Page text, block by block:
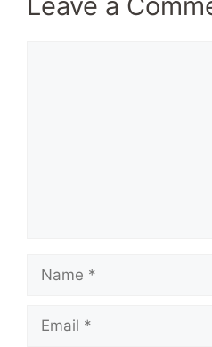
Name
Email